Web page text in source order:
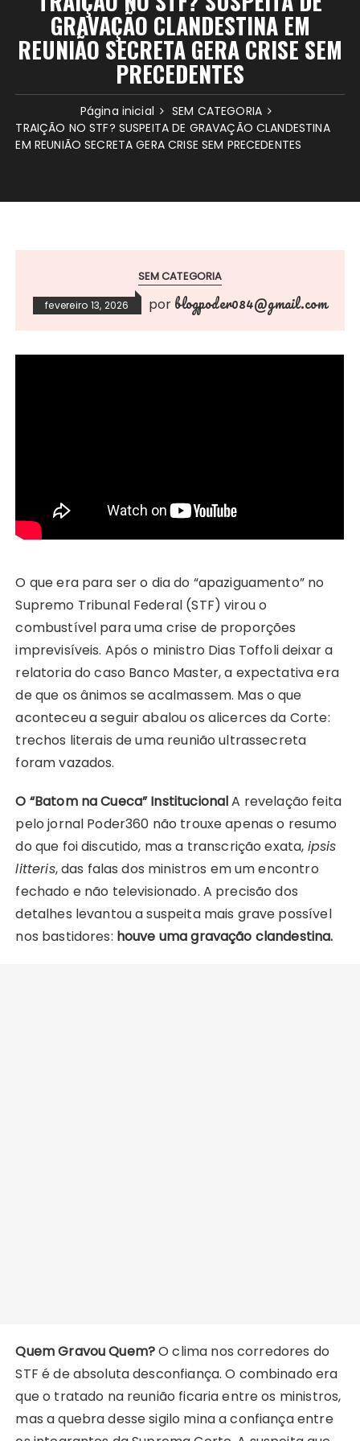
GRAVAÇÃO CLANDESTINA EM
REUNIÃO SECRETA GERA CRISE SEM
PRECEDENTES
Página inicial
SEM CATEGORIA
TRAIÇÃO NO STF? SUSPEITA DE GRAVAÇÃO CLANDESTINA
EM REUNIÃO SECRETA GERA CRISE SEM PRECEDENTES
SEM CATEGORIA
fevereiro 13, 2026 por blogpoder084@gmail.com
O que era para ser o dia do “apaziguamento” no
Supremo Tribunal Federal (STF) virou o
combustível para uma crise de proporções
imprevisíveis. Após o ministro Dias Toffoli deixar a
relatoria do caso Banco Master, a expectativa era
de que os ânimos se acalmassem. Mas o que
aconteceu a seguir abalou os alicerces da Corte:
trechos literais de uma reunião ultrassecreta
foram vazados.
O “Batom na Cueca” InstitucionalA revelação feita
pelo jornal Poder360 não trouxe apenas o resumo
do que foi discutido, mas a transcrição exata, ipsis
litteris, das falas dos ministros em um encontro
fechado e não televisionado. A precisão dos
detalhes levantou a suspeita mais grave possível
nos bastidores: houve uma gravação clandestina.
Quem Gravou Quem?O clima nos corredores do
STF é de absoluta desconfiança. O combinado era
que o tratado na reunião ficaria entre os ministros,
mas a quebra desse sigilo mina a confiança entre